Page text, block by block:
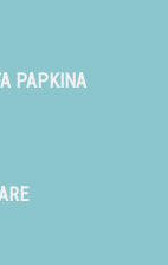
PAPKINA